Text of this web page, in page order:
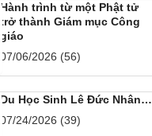
Hành trình từ một Phật tử
trở thành Giám mục Công
giáo
07/06/2026 (56)
Du Học Sinh Lê Đức Nhân…
07/24/2026 (39)